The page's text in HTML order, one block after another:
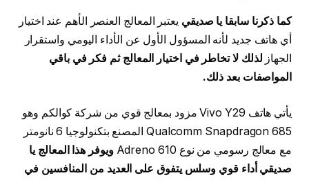
كما ذكرنا سابقا يا صديقي يعتبر المعالج العنصر الأهم عند اختيار
أي هاتف جديد لأنه المسؤول الأول عن الأداء اليومي واستقرار
الجهاز لذلك لا تخاطر في اختيار المعالج ثم فكر في باقي
المواصفات بعد ذلك.
يأتي هاتف Vivo Y29 مزود بمعالج قوي من شركة كوالكم وهو
Qualcomm Snapdragon 685 المصنع بتكنولوجيا 6 نانومتر
مع معالج رسومي من نوع Adreno 610
ويوفر هذا المعالج يا
صديقي أداء قوي وسلس يتفوق على العديد من المنافسين في